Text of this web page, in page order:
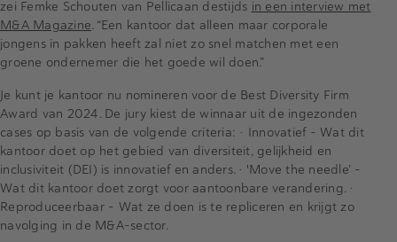
zei Femke Schouten van Pellicaan destijds in een interview met
M&A Magazine. “Een kantoor dat alleen maar corporale
jongens in pakken heeft zal niet zo snel matchen met een
groene ondernemer die het goede wil doen.”
Je kunt je kantoor nu nomineren voor de Best Diversity Firm
Award van 2024. De jury kiest de winnaar uit de ingezonden
cases op basis van de volgende criteria: • Innovatief – Wat dit
kantoor doet op het gebied van diversiteit, gelijkheid en
inclusiviteit (DEI) is innovatief en anders. • 'Move the needle’ –
Wat dit kantoor doet zorgt voor aantoonbare verandering. •
Reproduceerbaar – Wat ze doen is te repliceren en krijgt zo
navolging in de M&A-sector.